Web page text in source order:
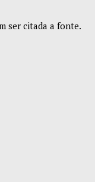
ser citada a fonte.